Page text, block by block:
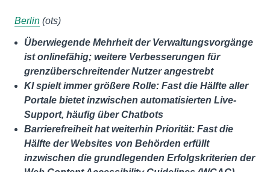
Berlin (ots)
Überwiegende Mehrheit der Verwaltungsvorgänge
ist onlinefähig; weitere Verbesserungen für
grenzüberschreitender Nutzer angestrebt
KI spielt immer größere Rolle: Fast die Hälfte aller
Portale bietet inzwischen automatisierten Live-
Support, häufig über Chatbots
Barrierefreiheit hat weiterhin Priorität: Fast die
Hälfte der Websites von Behörden erfüllt
inzwischen die grundlegenden Erfolgskriterien der